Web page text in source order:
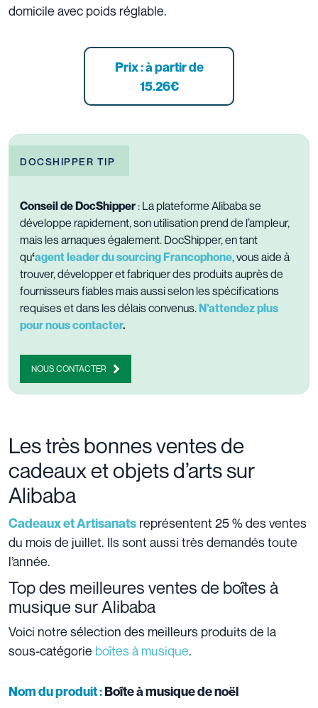
domicile avec poids réglable.
Prix : à partir de
15.26€
DOCSHIPPER TIP
Conseil de DocShipper : La plateforme Alibaba se
développe rapidement, son utilisation prend de l’ampleur,
mais les arnaques également. DocShipper, en tant
qu‘agent leader du sourcing Francophone, vous aide à
trouver, développer et fabriquer des produits auprès de
fournisseurs fiables mais aussi selon les spécifications
requises et dans les délais convenus.N’attendez plus
pour nous contacter.
NOUS CONTACTER
Les très bonnes ventes de
cadeaux et objets d’arts sur
Alibaba
Cadeaux et Artisanats représentent 25 % des ventes
du mois de juillet. Ils sont aussi très demandés toute
l’année.
Top des meilleures ventes de boîtes à
musique sur Alibaba
Voici notre sélection des meilleurs produits de la
sous-catégorie boîtes à musique.
Nom du produit :Boîte à musique de noël